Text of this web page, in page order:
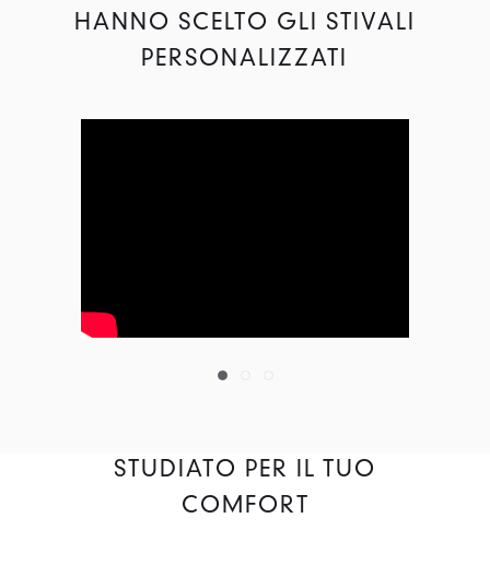
HANNO SCELTO GLI STIVALI
PERSONALIZZATI
STUDIATO PER IL TUO
COMFORT